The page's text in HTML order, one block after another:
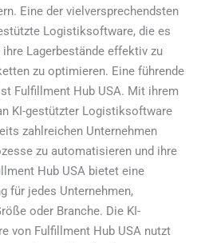
Eine der vielversprechendsten
Logistiksoftware, die es
Lagerbestände effektiv zu
zu optimieren. Eine führende
Fulfillment Hub USA. Mit ihrem
KI-gestützter Logistiksoftware
zahlreichen Unternehmen
zu automatisieren und ihre
Hub USA bietet eine
für jedes Unternehmen,
oder Branche. Die KI-
von Fulfillment Hub USA nutzt